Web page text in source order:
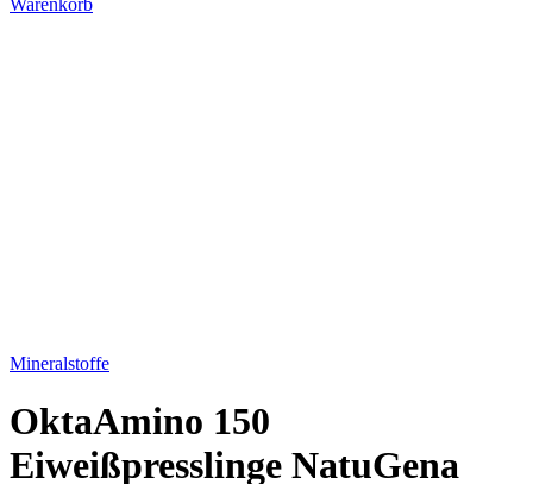
Warenkorb
Mineralstoffe
OktaAmino 150
Eiweißpresslinge NatuGena